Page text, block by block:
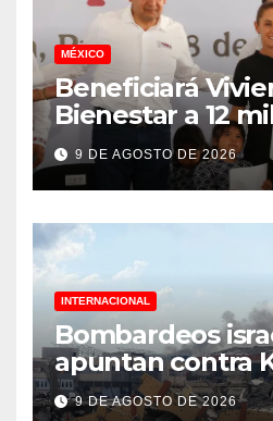
MÉXICO
Beneficiará
Bienestar a 12
familias
9 DE AGOSTO DE 2026
INTERNACIONAL
Bombardeos
apuntan contra
y al-Bureij, en
9 DE AGOSTO DE 2026